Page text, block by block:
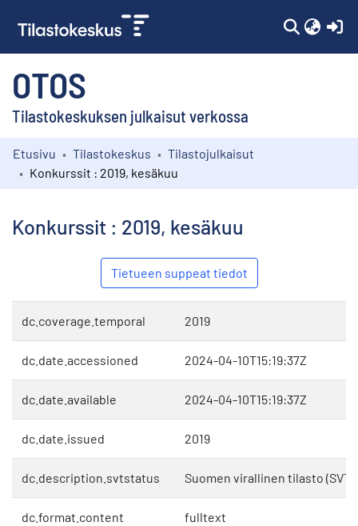
OTOS
Tilastokeskuksen julkaisut verkossa
Kokoelmat
Etusivu Tilastokeskus
Tilastojulkaisut
Konkurssit : 2019, kesäkuu
Konkurssit : 2019, kesäkuu
Tietueen suppeat tiedot
dc.coverage.temporal 2019
dc.date.accessioned 2024-04-10T15:19:37Z
dc.date.available 2024-04-10T15:19:37Z
dc.date.issued 2019
dc.description.svtstatus Suomen virallinen tilasto (SVT)
dc.format.content fulltext